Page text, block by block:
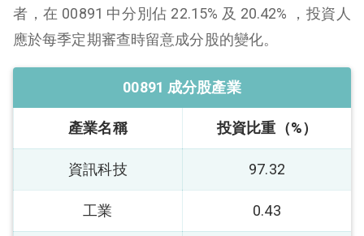
者，在 00891 中分別佔 22.15% 及 20.42% ，投資人
應於每季定期審查時留意成分股的變化。
00891 成分股產業
產業名稱 投資比重（%）
資訊科技 97.32
工業 0.43